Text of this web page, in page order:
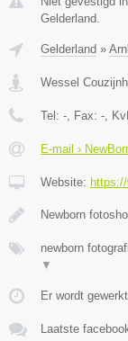
Gelderland.
Gelderland »
Wessel
Tel: -, Fax: -,
E-mail ›
Website:
Newborn
newborn
▼
Er wordt
Laatste